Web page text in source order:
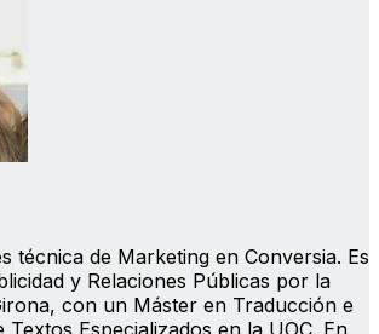
técnica de Marketing en Conversia. Es
y Relaciones Públicas por la
con un Máster en Traducción e